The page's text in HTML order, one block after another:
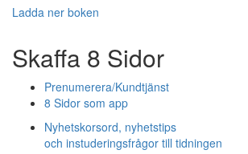
Ladda ner boken
Skaffa 8 Sidor
Prenumerera/Kundtjänst
8 Sidor som app
Nyhetskorsord, nyhetstips
och instuderingsfrågor till tidningen